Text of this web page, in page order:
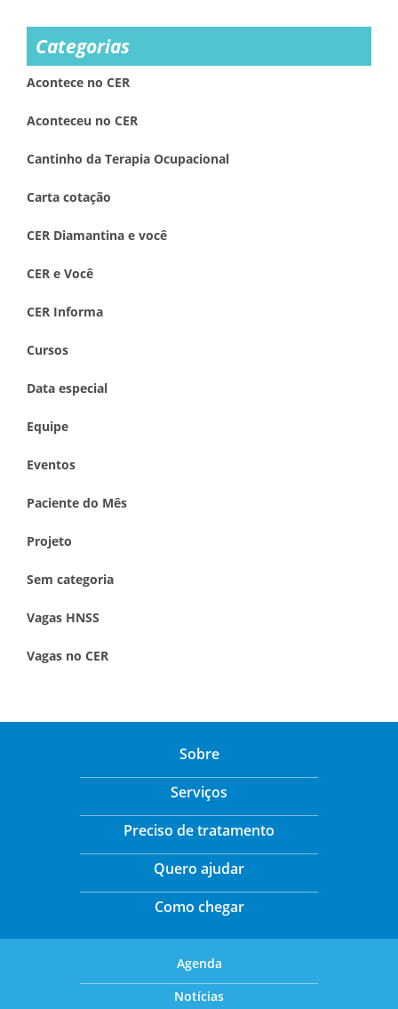
Categorias
Acontece no CER
Aconteceu no CER
Cantinho da Terapia Ocupacional
Carta cotação
CER Diamantina e você
CER e Você
CER Informa
Cursos
Data especial
Equipe
Eventos
Paciente do Mês
Projeto
Sem categoria
Vagas HNSS
Vagas no CER
Sobre
Serviços
Preciso de tratamento
Quero ajudar
Como chegar
Agenda
Notícias